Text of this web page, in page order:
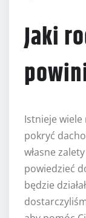
Jaki
Istnieje
pokryć
własne
powiedzieć
będzie